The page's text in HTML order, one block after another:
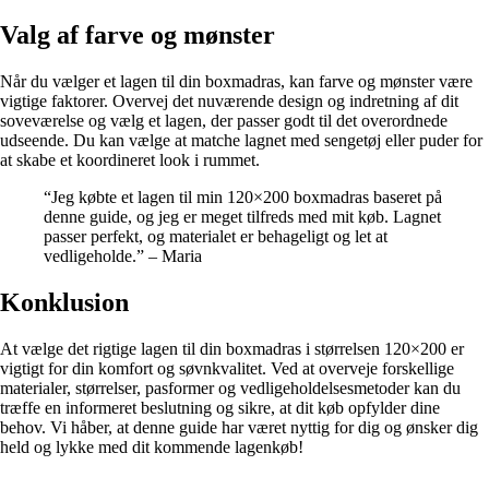
Valg af farve og mønster
Når du vælger et lagen til din boxmadras, kan farve og mønster være
vigtige faktorer. Overvej det nuværende design og indretning af dit
soveværelse og vælg et lagen, der passer godt til det overordnede
udseende. Du kan vælge at matche lagnet med sengetøj eller puder for
at skabe et koordineret look i rummet.
“Jeg købte et lagen til min 120×200 boxmadras baseret på
denne guide, og jeg er meget tilfreds med mit køb. Lagnet
passer perfekt, og materialet er behageligt og let at
vedligeholde.” – Maria
Konklusion
At vælge det rigtige lagen til din boxmadras i størrelsen 120×200 er
vigtigt for din komfort og søvnkvalitet. Ved at overveje forskellige
materialer, størrelser, pasformer og vedligeholdelsesmetoder kan du
træffe en informeret beslutning og sikre, at dit køb opfylder dine
behov. Vi håber, at denne guide har været nyttig for dig og ønsker dig
held og lykke med dit kommende lagenkøb!